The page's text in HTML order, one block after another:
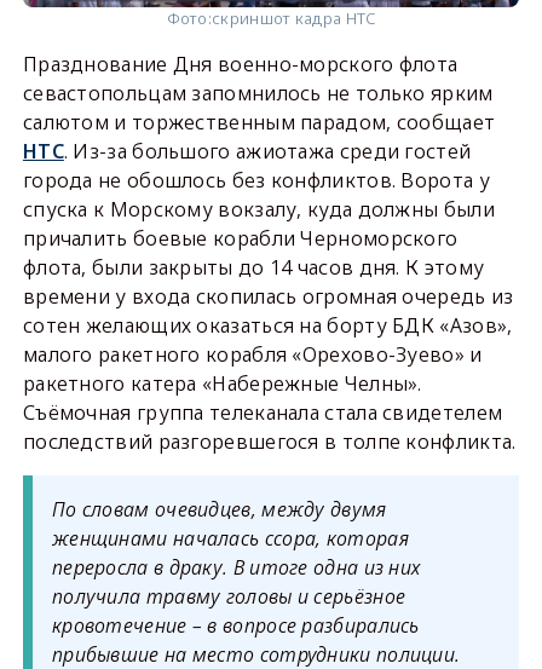
Фото:скриншот кадра НТС
Празднование Дня военно-морского флота
севастопольцам запомнилось не только ярким
салютом и торжественным парадом, сообщает
НТС. Из-за большого ажиотажа среди гостей
города не обошлось без конфликтов. Ворота у
спуска к Морскому вокзалу, куда должны были
причалить боевые корабли Черноморского
флота, были закрыты до 14 часов дня. К этому
времени у входа скопилась огромная очередь из
сотен желающих оказаться на борту БДК «Азов»,
малого ракетного корабля «Орехово-Зуево» и
ракетного катера «Набережные Челны».
Съёмочная группа телеканала стала свидетелем
последствий разгоревшегося в толпе конфликта.
По словам очевидцев, между двумя
женщинами началась ссора, которая
переросла в драку. В итоге одна из них
получила травму головы и серьёзное
кровотечение – в вопросе разбирались
прибывшие на место сотрудники полиции.